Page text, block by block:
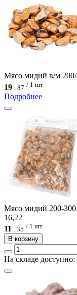
Мясо мидий в/м 200/
19
87 / 1 шт
Подробнее
Мясо мидий 200-
16,22
11 . 35 / 1 шт
В корзину
На складе доступно: